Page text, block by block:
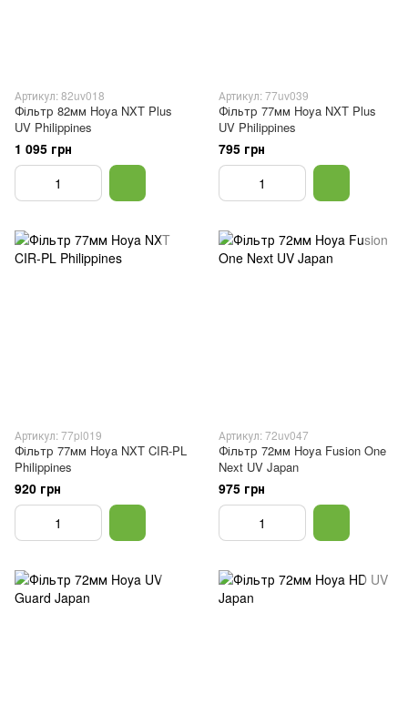
Артикул: 82uv018
Фільтр 82мм Hoya NXT Plus
UV Philippines
1 095 грн
Артикул: 77uv039
Фільтр 77мм Hoya NXT Plus
UV Philippines
795 грн
Артикул: 77pl019
Фільтр 77мм Hoya NXT CIR-PL
Philippines
920 грн
Артикул: 72uv047
Фільтр 72мм Hoya Fusion One
Next UV Japan
975 грн